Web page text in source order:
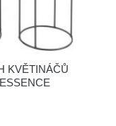
KVĚTINÁČŮ